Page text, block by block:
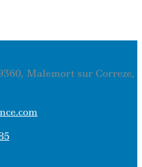
Malemort sur Correze,